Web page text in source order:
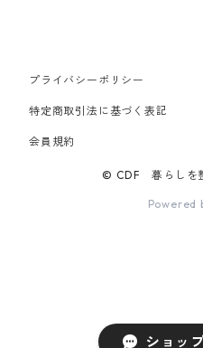
ショッ
プライバシーポリシー
特定商取引法に基づく表記
会員規約
© CDF 暮らしを
Powered